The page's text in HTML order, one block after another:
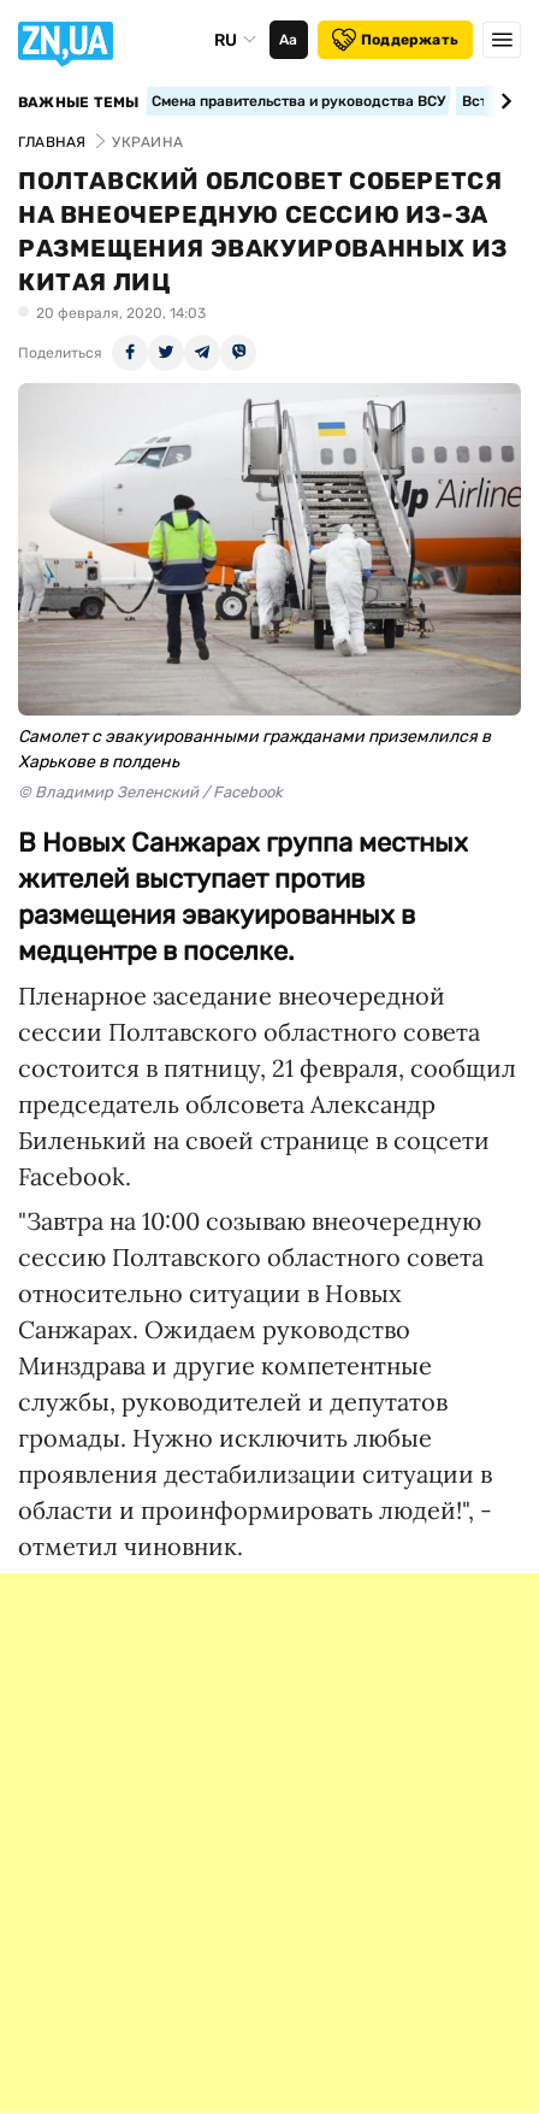
RU Аа Поддержать
ВАЖНЫЕ ТЕМЫ Смена правительства и руководства ВСУ
ГЛАВНАЯ УКРАИНА
ПОЛТАВСКИЙ ОБЛСОВЕТ СОБЕРЕТСЯ
НА ВНЕОЧЕРЕДНУЮ СЕССИЮ ИЗ-ЗА
РАЗМЕЩЕНИЯ ЭВАКУИРОВАННЫХ ИЗ
КИТАЯ ЛИЦ
20 февраля, 2020, 14:03
Поделиться
Самолет с эвакуированными гражданами приземлился в
Харькове в полдень
© Владимир Зеленский / Facebook
В Новых Санжарах группа местных
жителей выступает против
размещения эвакуированных в
медцентре в поселке.
Пленарное заседание внеочередной
сессии Полтавского областного совета
состоится в пятницу, 21 февраля, сообщил
председатель облсовета Александр
Биленький на своей странице в соцсети
Facebook.
"Завтра на 10:00 созываю внеочередную
сессию Полтавского областного совета
относительно ситуации в Новых
Санжарах. Ожидаем руководство
Минздрава и другие компетентные
службы, руководителей и депутатов
громады. Нужно исключить любые
проявления дестабилизации ситуации в
области и проинформировать людей!", -
отметил чиновник.